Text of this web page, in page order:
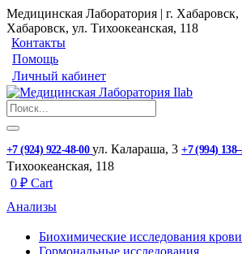
Медицинская Лаборатория | г. Хабаровск,
Хабаровск, ул. ​Тихоокеанская, 118
Контакты
Помощь
Личный кабинет
+7 (924) 922-48-00 ул. ​Калараша, 3 +7 (994)
Тихоокеанская, 118
0 ₽ Cart
Анализы
Биохимические исследования крови
Гормональные исследования